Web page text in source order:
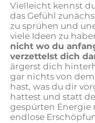
Vielleicht kennst
das Gefühl
zu sprühen und
viele Ideen zu
nicht wo du
verzettelst dich
ärgerst dich
gar nichts von
hast, was du dir
hattest und statt
gespürten Energie
endlose